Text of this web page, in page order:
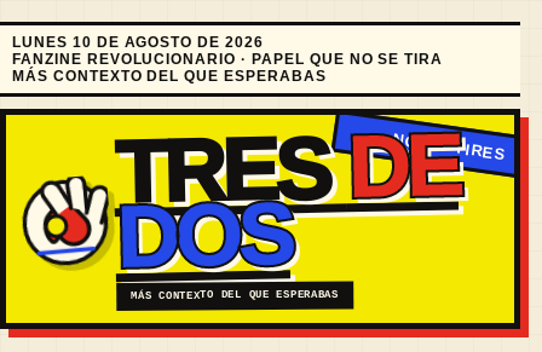
LUNES 10 DE AGOSTO DE 2026
FANZINE REVOLUCIONARIO · PAPEL QUE NO SE TIRA
MÁS CONTEXTO DEL QUE ESPERABAS
TRESDE
DOS
MÁS CONTEXTO DEL QUE ESPERABAS